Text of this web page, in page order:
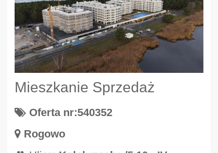
Mieszkanie Sprzedaż
Oferta nr:540352
Rogowo